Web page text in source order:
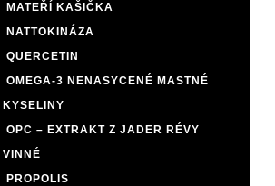
MATEŘÍ KAŠIČKA
NATTOKINÁZA
QUERCETIN
OMEGA-3 NENASYCENÉ MASTNÉ
KYSELINY
OPC – EXTRAKT Z JADER RÉVY
VINNÉ
PROPOLIS